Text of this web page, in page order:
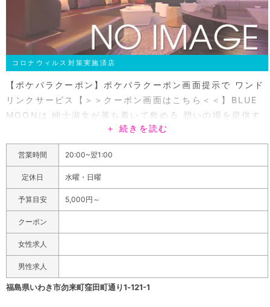
コロナウィルス対策実施済店
【ポケパラクーポン】ポケパラクーポン画面提示で ワンド
リンクサービス【＞＞クーポン画面はこちら＜＜】BLUE
MOONは 紳士淑女が落ち着いて飲める 憩いの場を提供す
るために ご来店いただけるのは30歳以上の お客様限定に
させていただいております。 30歳以上場合でもお店にそぐ
わない方は 入店をお断りさせていただく可能性が あります
のでご了承ください。 入り口にも記載あり 店内は落ち着い
た雰囲気の綺麗な内装。 天気の良い日はテラス席も開放し
てます。
福島県の南東部に位置するいわき市勿来町にある、知る人
ぞ知る隠れ家的なラウンジで、「30歳以上から入場できる
大人のお店」をコンセプトにした紳士淑女の社交場です。
カウンター10席、ボックス2卓の開放感ある店内は常にキ
レイに保たれていて、シックでオシャレな魅力を引き立て
＋ 続きを読む
営業時間 20:00~翌1:00
定休日 水曜・日曜
予算目安 5,000円～
クーポン
女性求人
男性求人
福島県いわき市勿来町窪田町通り1‐121-1